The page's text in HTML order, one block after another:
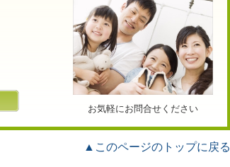
お気軽にお問合せください
▲このページのトップに戻る